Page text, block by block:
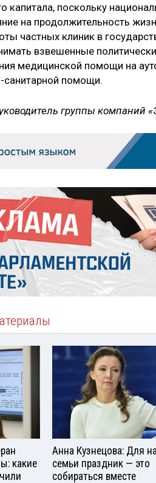
капитала, поскольку
на продолжительность
частных клиник в
взвешенные
медицинской помощи на
санитарной помощи.
группы компаний
какие
Анна Кузнецова: Для
семьи праздник — это
собираться вместе